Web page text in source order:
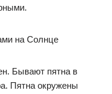
Бывают пятна в
Пятна окружены